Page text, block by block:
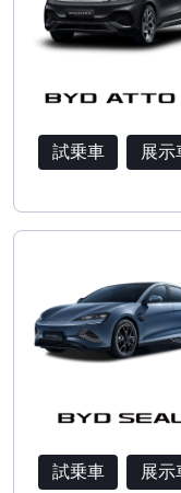
試乗車 展示
試乗車 展示